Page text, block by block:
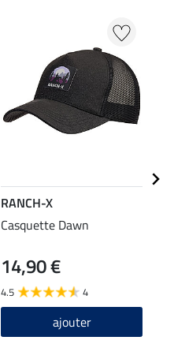
RANCH-X
Casquette Dawn
14,90 €
4.5 4
ajouter